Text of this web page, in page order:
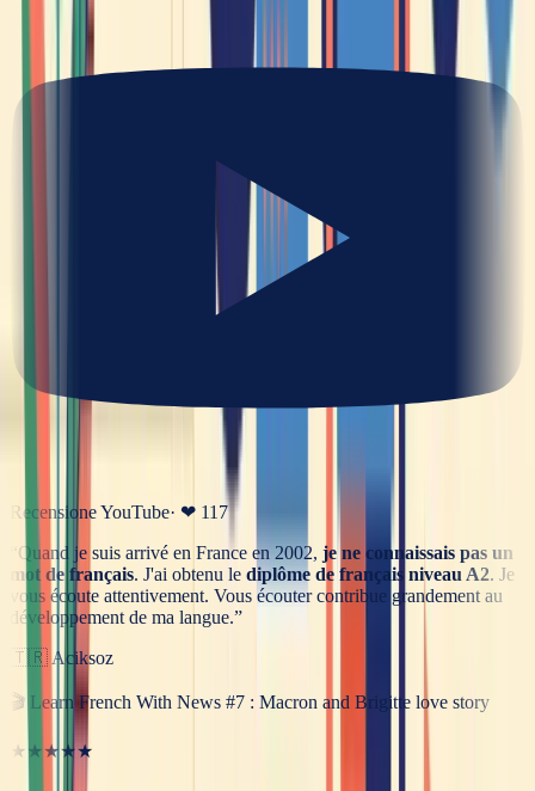
Recensione YouTube· ❤ 117
Quand je suis arrivé en France en 2002, je ne connaissais pas un
mot de français. J'ai obtenu le diplôme de français niveau A2. Je
vous écoute attentivement. Vous écouter contribue grandement au
développement de ma langue.”
🇹🇷 Aciksoz
🎬 Learn French With News #7 : Macron and Brigitte love story
★★★★★